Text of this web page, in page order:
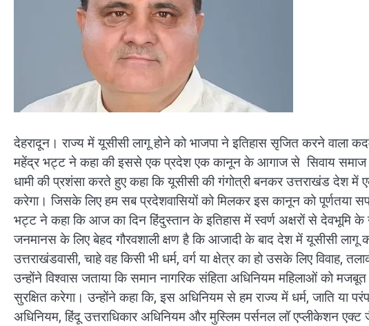
देहरादून। राज्य में यूसीसी लागू होने को भाजपा ने इतिहास सृजित करने वाला
महेंद्र भट्ट ने कहा की इससे एक प्रदेश एक कानून के आगाज से सिवाय समाज
धामी की प्रशंसा करते हुए कहा कि यूसीसी की गंगोत्री बनकर उत्तराखंड देश
करेगा। जिसके लिए हम सब प्रदेशवासियों को मिलकर इस कानून को पूर्णतया
भट्ट ने कहा कि आज का दिन हिंदुस्तान के इतिहास में स्वर्ण अक्षरों से देवभूमि
जनमानस के लिए बेहद गौरवशाली क्षण है कि आजादी के बाद देश में यूसीसी लागू
उत्तराखंडवासी, चाहे वह किसी भी धर्म, वर्ग या क्षेत्र का हो उसके लिए विवाह,
उन्होंने विश्वास जताया कि समान नागरिक संहिता अधिनियम महिलाओं को
सुरक्षित करेगा। उन्होंने कहा कि, इस अधिनियम से हम राज्य में धर्म, जाति या
अधिनियम, हिंदू उत्तराधिकार अधिनियम और मुस्लिम पर्सनल लॉ एप्लीकेशन